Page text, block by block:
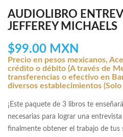
AUDIOLIBRO
JEFFEREY MICHAELS
$99.00 MXN
Precio en pesos mexicanos,
crédito o débito (A través de
transferencias o efectivo en
diversos establecimientos
¡Este paquete de 3 libros te
necesarias para lograr una
finalmente obtener el trabajo de tus